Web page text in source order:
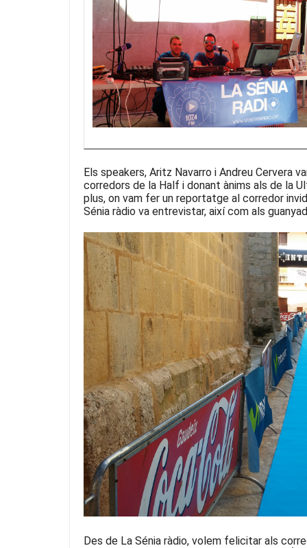
Els speakers, Aritz Navarro i Andreu Cervera
corredors de la Half i donant ànims als de la
plus, on vam fer un reportatge al corredor
Sénia ràdio va entrevistar, així com als
Des de La Sénia ràdio, volem felicitar als